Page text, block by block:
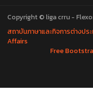
Copyright © liga crru -
สถาบันภาษาและกิจการต่างป
Affairs
Free